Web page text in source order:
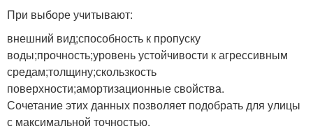
При выборе учитывают:
внешний вид;способность к пропуску
воды;прочность;уровень устойчивости к агрессивным
средам;толщину;скользкость
поверхности;амортизационные свойства.
Сочетание этих данных позволяет подобрать для улицы
с максимальной точностью.